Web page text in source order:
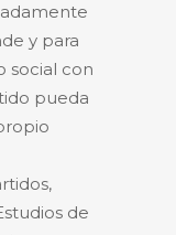
y para
social con
pueda
de